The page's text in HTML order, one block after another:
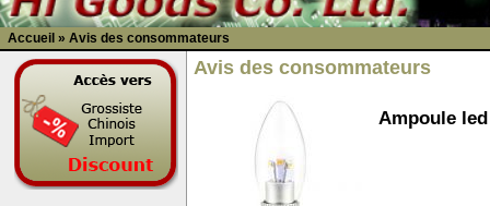
Accueil » Avis des consommateurs
Avis des consommateurs
Ampoule led